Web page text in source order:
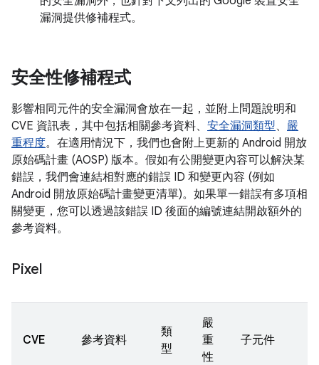
漏洞提供修補程式。
安全性修補程式
影響相同元件的安全漏洞會放在一起，並附上問題說明和
CVE 資訊表，其中包括相關參考資料、 安全漏洞類型、 嚴
重程度。在適用情況下，我們也會附上更新的 Android 開放
原始碼計畫 (AOSP) 版本。假如有公開變更內容可以解決某
錯誤，我們會連結相對應的錯誤 ID 和變更內容 (例如
Android 開放原始碼計畫變更清單)。如果單一錯誤有多項相
關變更，您可以透過該錯誤 ID 後面的編號連結開啟額外的
參考資料。
Pixel
CVE 參考資料
類
型
嚴
重
性
子元件